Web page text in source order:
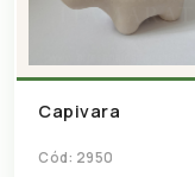
Capivara
Cód: 2950